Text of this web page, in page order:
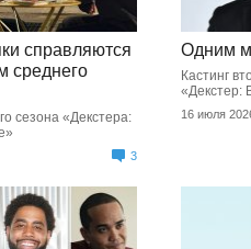
справляются
среднего
сезона «Декстера:
3
Одним
Кастинг
«Декстер:
16 июля